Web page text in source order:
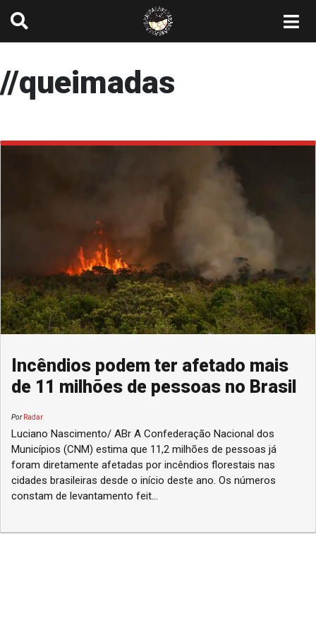
//queimadas
Incêndios podem ter afetado mais
de 11 milhões de pessoas no Brasil
PorRadar
Luciano Nascimento/ ABr A Confederação Nacional dos
Municípios (CNM) estima que 11,2 milhões de pessoas já
foram diretamente afetadas por incêndios florestais nas
cidades brasileiras desde o início deste ano. Os números
constam de levantamento feit...